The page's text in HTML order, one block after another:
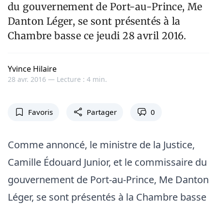
du gouvernement de Port-au-Prince, Me
Danton Léger, se sont présentés à la
Chambre basse ce jeudi 28 avril 2016.
Yvince Hilaire
28 avr. 2016 — Lecture : 4 min.
Favoris Partager 0
Comme annoncé, le ministre de la Justice,
Camille Édouard Junior, et le commissaire du
gouvernement de Port-au-Prince, Me Danton
Léger, se sont présentés à la Chambre basse